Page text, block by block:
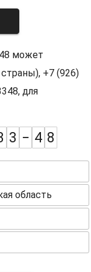
может
+7 (926)
для
3 − 4 8
область